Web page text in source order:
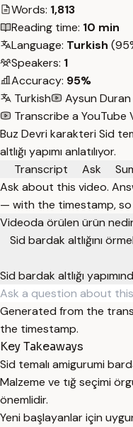
Words: 1,813
Reading time: 10 min
Language: Turkish
Speakers: 1
Accuracy: 95%
Turkish
Aysun Duran
Transcribe a YouTube
Buz Devri karakteri Sid
altlığı yapımı anlatılıyor.
Transcript
Ask
Ask about this video.
— with the timestamp,
Videoda örülen ürün
Sid bardak altlığını
Sid bardak altlığı
Generated from the
the timestamp.
Key Takeaways
Sid temalı amigurumi
Malzeme ve tığ seçimi
önemlidir.
Yeni başlayanlar için